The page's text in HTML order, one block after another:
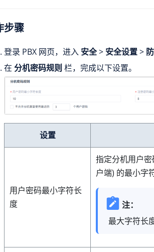
步骤
登录 PBX 网页，进入 安全> 安全设置>
在 分机密码规则 栏，完成以下设置。
设置
用户密码最小字符长
度
指定分机用户
户端) 的最小字
注：
最大字符长